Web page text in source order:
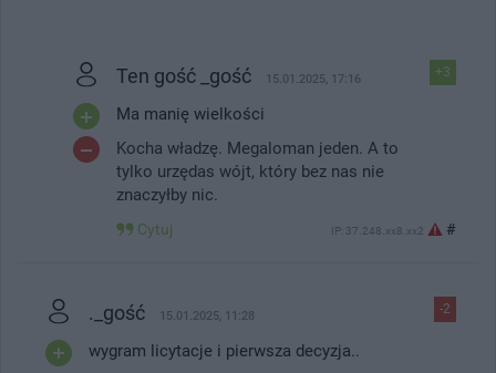
+3
Ten gość _gość 15.01.2025, 17:16
Ma manię wielkości
Kocha władzę. Megaloman jeden. A to
tylko urzędas wójt, który bez nas nie
znaczyłby nic.
Cytuj IP: 37.248.xx8.xx2 #
-2
._gość 15.01.2025, 11:28
wygram licytacje i pierwsza decyzja..